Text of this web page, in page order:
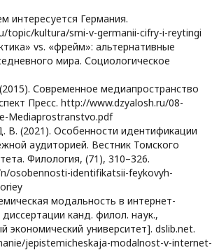
интересуется Германия.
topic/kultura/smi-v-germanii-cifry-i-reytingi
vs. «фрейм»: альтернативные
мира. Социологическое
Современное медиапространство
Пресс. http://www.dzyalosh.ru/08-
Mediaprostranstvo.pdf
В. (2021). Особенности идентификации
аудиторией. Вестник Томского
Филология, (71), 310–326.
osobennosti-identifikatsii-feykovyh-
модальность в интернет-
канд. филол. наук.,
экономический университет]. dslib.net.
jepistemicheskaja-modalnost-v-internet-